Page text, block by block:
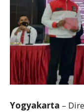
Yogyakarta –